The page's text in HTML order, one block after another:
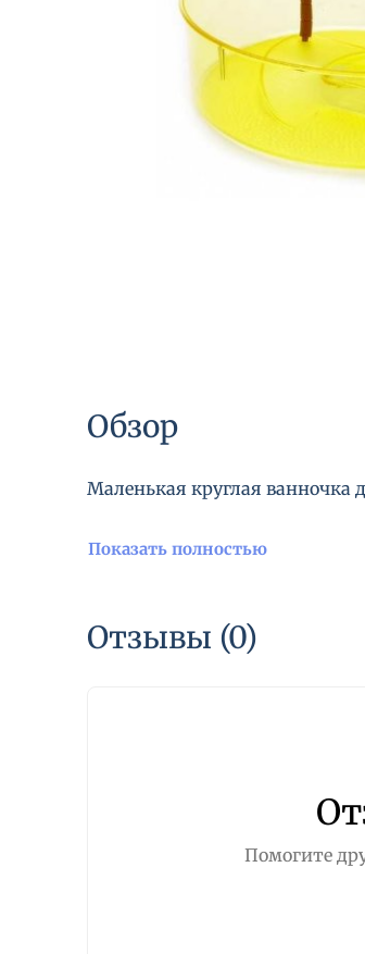
Обзор
Маленькая круглая ванночка
Показать полностью
Отзывы (0)
Помогите